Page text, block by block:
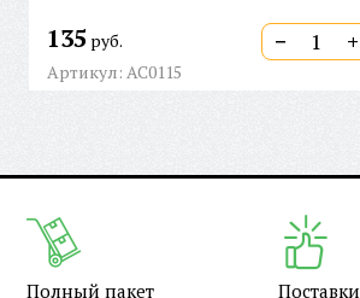
135 руб. − +
Артикул: AC0115
Полный пакет Поставки